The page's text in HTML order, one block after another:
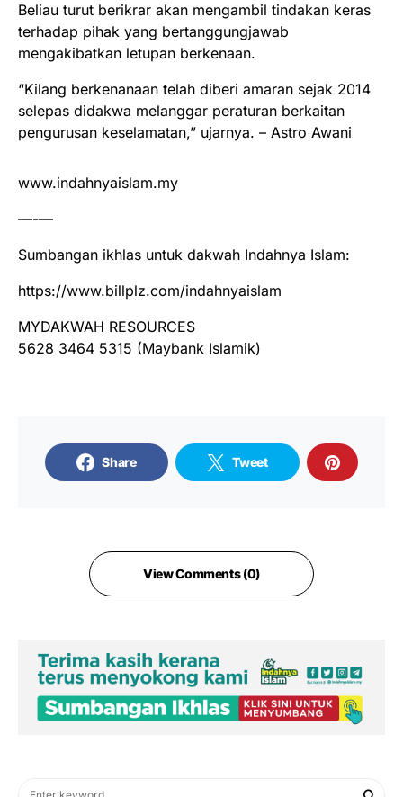
Beliau turut berikrar akan mengambil tindakan keras
terhadap pihak yang bertanggungjawab
mengakibatkan letupan berkenaan.
“Kilang berkenanaan telah diberi amaran sejak 2014
selepas didakwa melanggar peraturan berkaitan
pengurusan keselamatan,” ujarnya. – Astro Awani
www.indahnyaislam.my
—-—
Sumbangan ikhlas untuk dakwah Indahnya Islam:
https://www.billplz.com/indahnyaislam
MYDAKWAH RESOURCES
5628 3464 5315 (Maybank Islamik)
Share Tweet
View Comments (0)